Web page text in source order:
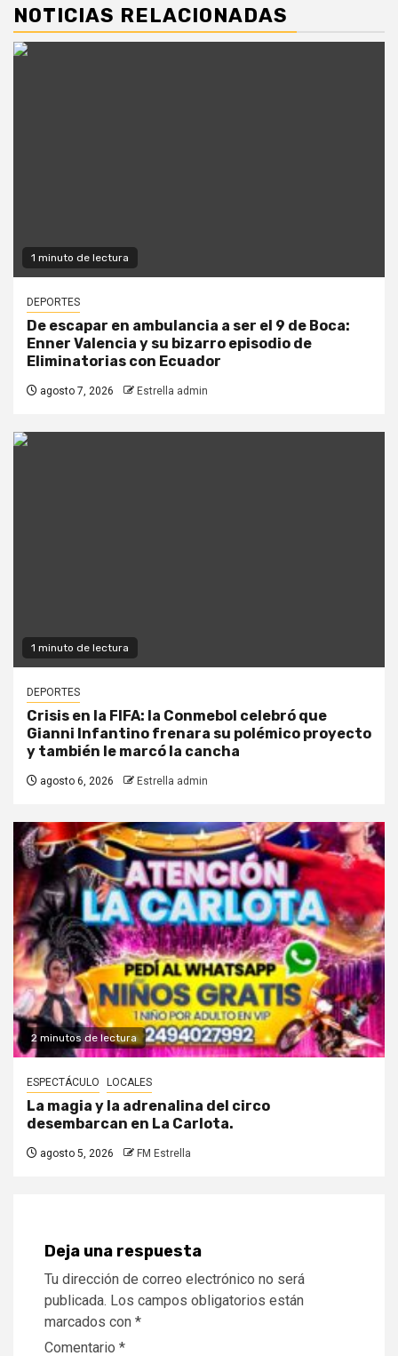
NOTICIAS RELACIONADAS
1 minuto de lectura
DEPORTES
De escapar en ambulancia a ser el 9 de Boca:
Enner Valencia y su bizarro episodio de
Eliminatorias con Ecuador
agosto 7, 2026 Estrella admin
1 minuto de lectura
DEPORTES
Crisis en la FIFA: la Conmebol celebró que
Gianni Infantino frenara su polémico proyecto
y también le marcó la cancha
agosto 6, 2026 Estrella admin
2 minutos de lectura
ESPECTÁCULO LOCALES
La magia y la adrenalina del circo
desembarcan en La Carlota.
agosto 5, 2026 FM Estrella
Deja una respuesta
Tu dirección de correo electrónico no será
publicada. Los campos obligatorios están
marcados con *
Comentario *